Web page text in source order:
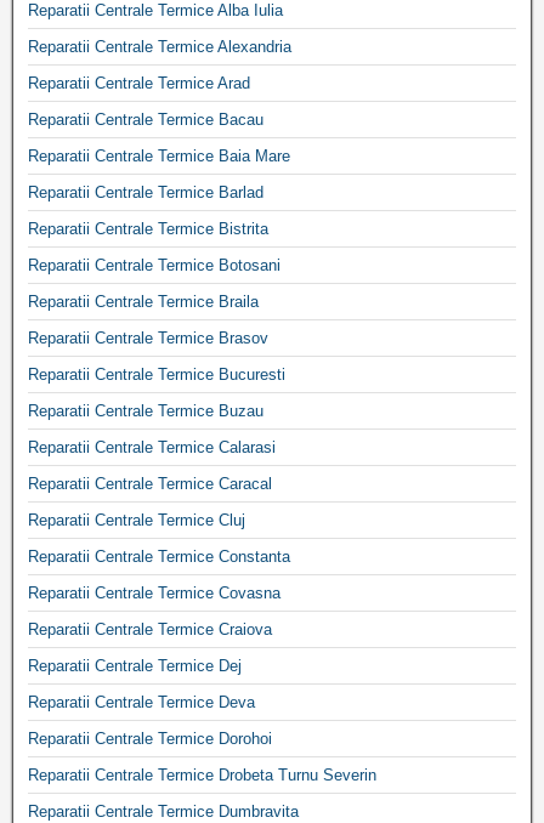
Reparatii Centrale Termice Alba Iulia
Reparatii Centrale Termice Alexandria
Reparatii Centrale Termice Arad
Reparatii Centrale Termice Bacau
Reparatii Centrale Termice Baia Mare
Reparatii Centrale Termice Barlad
Reparatii Centrale Termice Bistrita
Reparatii Centrale Termice Botosani
Reparatii Centrale Termice Braila
Reparatii Centrale Termice Brasov
Reparatii Centrale Termice Bucuresti
Reparatii Centrale Termice Buzau
Reparatii Centrale Termice Calarasi
Reparatii Centrale Termice Caracal
Reparatii Centrale Termice Cluj
Reparatii Centrale Termice Constanta
Reparatii Centrale Termice Covasna
Reparatii Centrale Termice Craiova
Reparatii Centrale Termice Dej
Reparatii Centrale Termice Deva
Reparatii Centrale Termice Dorohoi
Reparatii Centrale Termice Drobeta Turnu Severin
Reparatii Centrale Termice Dumbravita